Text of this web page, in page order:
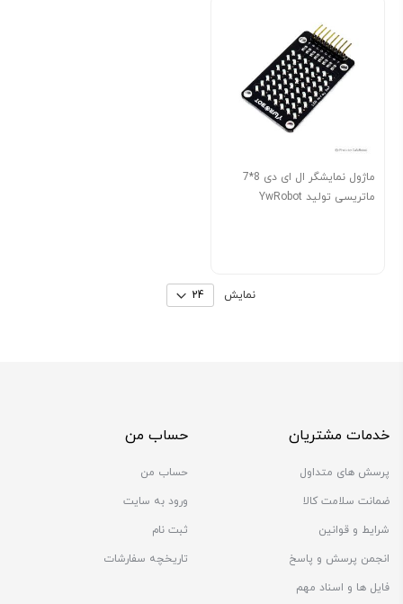
ماژول نمایشگر ال ای دی 8*7
ماتریسی تولید YwRobot
نمایش
خدمات مشتریان
پرسش های متداول
ضمانت سلامت کالا
شرایط و قوانین
انجمن پرسش و پاسخ
فایل ها و اسناد مهم
حساب من
حساب من
ورود به سایت
ثبت نام
تاریخچه سفارشات